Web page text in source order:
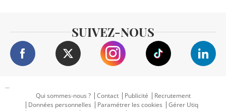
SUIVEZ-NOUS
...
Qui sommes-nous ?
Contact Publicité
Recrutement
Données personnelles
Paramétrer les cookies
Gérer Utiq